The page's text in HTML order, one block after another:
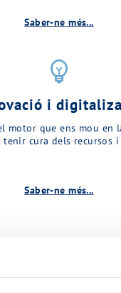
Saber-ne més...
emoji_objects
i
motor que ens mou en
cura dels recursos i
Saber-ne més...
més